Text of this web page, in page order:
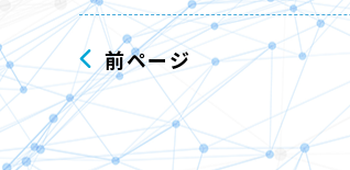
前ページ